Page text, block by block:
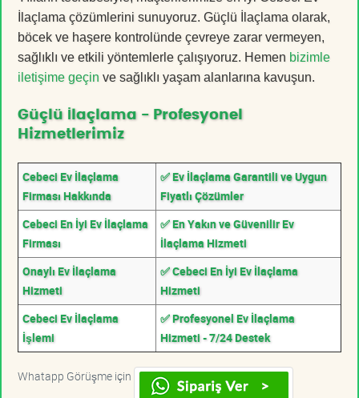
İlaçlama çözümlerini sunuyoruz. Güçlü İlaçlama olarak,
böcek ve haşere kontrolünde çevreye zarar vermeyen,
sağlıklı ve etkili yöntemlerle çalışıyoruz. Hemen bizimle
iletişime geçin ve sağlıklı yaşam alanlarına kavuşun.
Güçlü İlaçlama - Profesyonel
Hizmetlerimiz
Cebeci Ev İlaçlama
Firması Hakkında
✅ Ev İlaçlama Garantili ve Uygun
Fiyatlı Çözümler
Cebeci En İyi Ev İlaçlama
Firması
✅ En Yakın ve Güvenilir Ev
İlaçlama Hizmeti
Onaylı Ev İlaçlama
Hizmeti
✅ Cebeci En İyi Ev İlaçlama
Hizmeti
Cebeci Ev İlaçlama
İşlemi
✅ Profesyonel Ev İlaçlama
Hizmeti - 7/24 Destek
Whatapp Görüşme için